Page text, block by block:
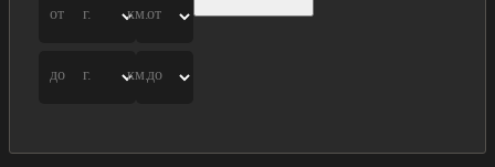
от г.
до г.
от
км.
до
км.